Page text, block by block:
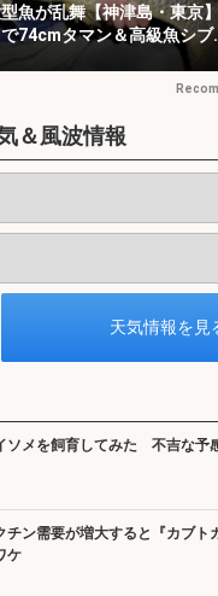
魚が乱舞【神津島・東京
74cmタマン＆高級魚シブ
＆風波情報
ソメを飼育してみた 不吉な予
チン需要が増大すると『カブト
ケ